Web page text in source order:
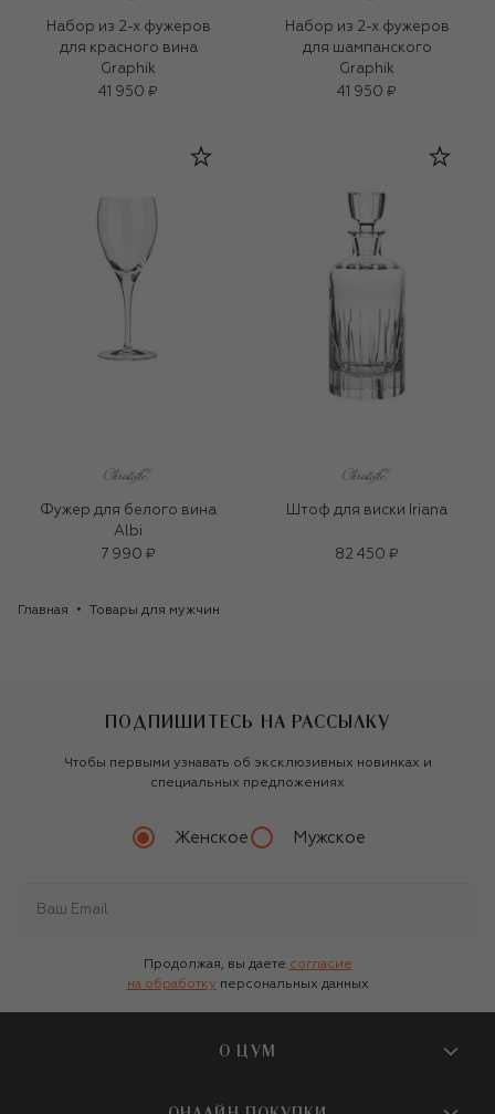
Набор из 2-х фужеров
для красного вина
Graphik
41 950 ₽
Набор из 2-х фужеров
для шампанского
Graphik
41 950 ₽
Фужер для белого вина
Albi
7 990 ₽
Штоф для виски Iriana
82 450 ₽
Главная Товары для мужчин
ПОДПИШИТЕСЬ НА РАССЫЛКУ
Чтобы первыми узнавать об эксклюзивных новинках и
специальных предложениях
Женское Мужское
Продолжая, вы даете согласие
на обработку персональных данных
О ЦУМ
О магазине